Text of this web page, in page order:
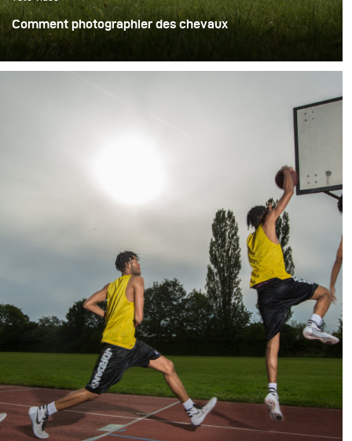
Comment photographier des chevaux